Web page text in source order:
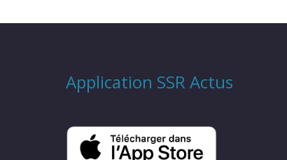
Application SSR Actus